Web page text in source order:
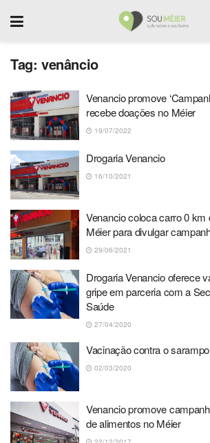
Tag: venâncio
Venancio promove
recebe doações no Méier
19/07/2022
Drogaria Venancio
16/10/2021
Venancio coloca carro 0 km
Méier para divulgar
29/06/2021
Drogaria Venancio oferece
gripe em parceria com a
Saúde
27/04/2020
Vacinação contra o
02/03/2020
Venancio promove
de alimentos no Méier